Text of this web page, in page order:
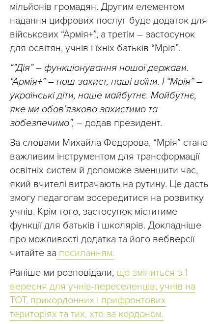
мільйонів громадян. Другим елементом
надання цифрових послуг буде додаток для
військових “Армія+”, а третім – застосунок
для освітян, учнів і їхніх батьків “Мрія”.
“”Дія” – функціонування нашої держави.
“Армія+” – наш захист, наші воїни. І “Мрія” –
українські діти, наше майбутнє. Майбутнє,
яке ми обов’язково захистимо та
забезпечимо”, – додав президент.
За словами Михайла Федорова, “Мрія” стане
важливим інструментом для трансформації
освітніх систем й допоможе зменшити час,
який вчителі витрачають на рутину. Це дасть
змогу педагогам зосередитися на розвитку
учнів. Крім того, застосунок міститиме
функції для батьків і школярів. Докладніше
про можливості додатка та його вебверсії
читайте за посиланням.
Раніше ми розповідали, що зміниться з 1
вересня для учнів-переселенців, учнів на
ТОТ, прикордонних і прифронтових
територіях та тих, хто за кордоном.